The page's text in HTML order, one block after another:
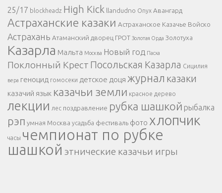
25/17 blockheadz High Kick llandudno Onyx Авангард
Астраханские казаки Астраханское Казачье Войско
Астрахань Атаманский дворец ГРОТ Золотая Орда Золотуха
Казарла Мальта Москва Новый год Пасха
Поклонный Крест Посольская Казарла Сицилия
вера геноцид гомосеки детское доця журнал казаки
казачий язык казачьи земли красное дерево
лекции лес поздравление рубка шашкой рыбалка
рэп умная Москва усадьба фестиваль фото хлопчик
часы чемпионат по рубке
шашкой этнические казачьи игры